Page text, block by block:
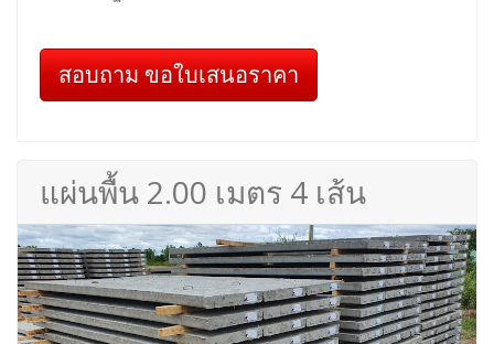
สอบถาม ขอใบเสนอราคา
แผ่นพื้น 2.00 เมตร 4 เส้น